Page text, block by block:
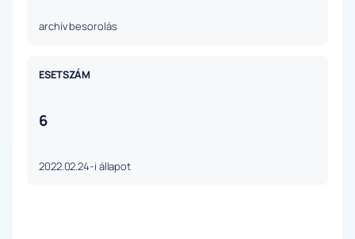
archív besorolás
ESETSZÁM
6
2022.02.24-i állapot